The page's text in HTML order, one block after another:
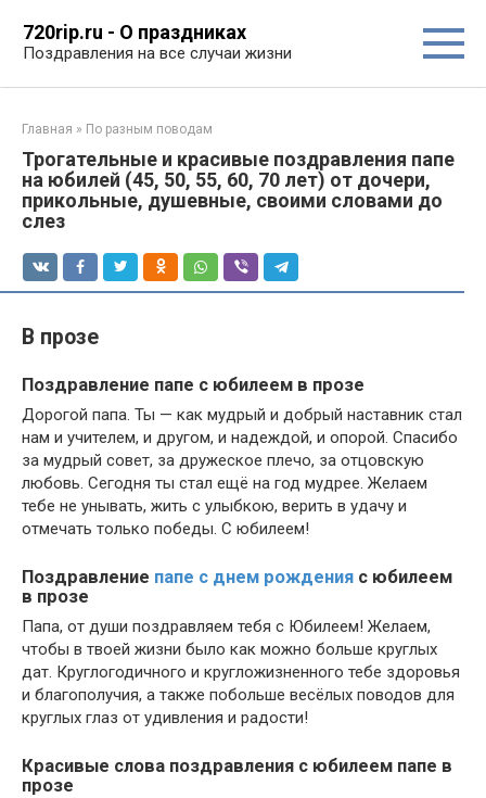
контенту
720rip.ru - О праздниках
Поздравления на все случаи жизни
Главная » По разным поводам
Трогательные и красивые поздравления папе
на юбилей (45, 50, 55, 60, 70 лет) от дочери,
прикольные, душевные, своими словами до
слез
В прозе
Поздравление папе с юбилеем в прозе
Дорогой папа. Ты — как мудрый и добрый наставник стал
нам и учителем, и другом, и надеждой, и опорой. Спасибо
за мудрый совет, за дружеское плечо, за отцовскую
любовь. Сегодня ты стал ещё на год мудрее. Желаем
тебе не унывать, жить с улыбкою, верить в удачу и
отмечать только победы. С юбилеем!
Поздравление папе с днем рождения с юбилеем
в прозе
Папа, от души поздравляем тебя с Юбилеем! Желаем,
чтобы в твоей жизни было как можно больше круглых
дат. Круглогодичного и кругложизненного тебе здоровья
и благополучия, а также побольше весёлых поводов для
круглых глаз от удивления и радости!
Красивые слова поздравления с юбилеем папе в
прозе